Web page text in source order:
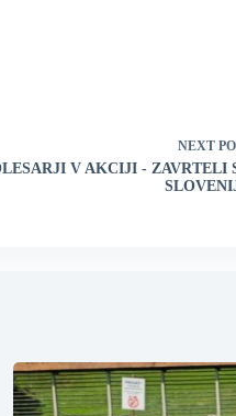
NEXT
V AKCIJI - ZAVRTELI